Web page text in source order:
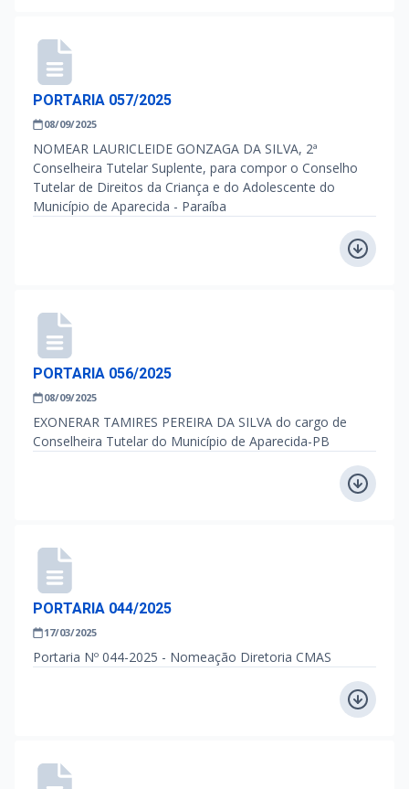
PORTARIA 057/2025
08/09/2025
NOMEAR LAURICLEIDE GONZAGA DA SILVA, 2ª
Conselheira Tutelar Suplente, para compor o Conselho
Tutelar de Direitos da Criança e do Adolescente do
Município de Aparecida - Paraíba
PORTARIA 056/2025
08/09/2025
EXONERAR TAMIRES PEREIRA DA SILVA do cargo de
Conselheira Tutelar do Município de Aparecida-PB
PORTARIA 044/2025
17/03/2025
Portaria Nº 044-2025 - Nomeação Diretoria CMAS